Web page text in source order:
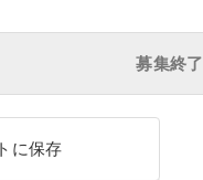
募集終了
に保存